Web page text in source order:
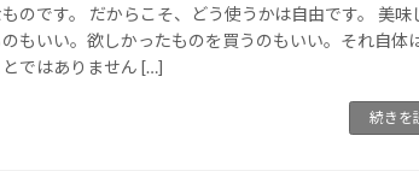
のです。 だからこそ、どう使うかは自由です。 美味
もいい。欲しかったものを買うのもいい。それ自体
とではありません […]
続きを